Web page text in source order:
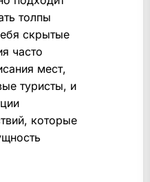
толпы
скрытые
часто
мест,
туристы, и
которые